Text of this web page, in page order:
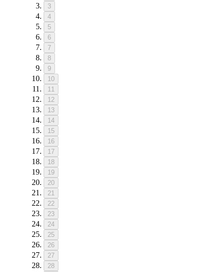
3
4
5
6
7
8
9
10
11
12
13
14
15
16
17
18
19
20
21
22
23
24
25
26
27
28